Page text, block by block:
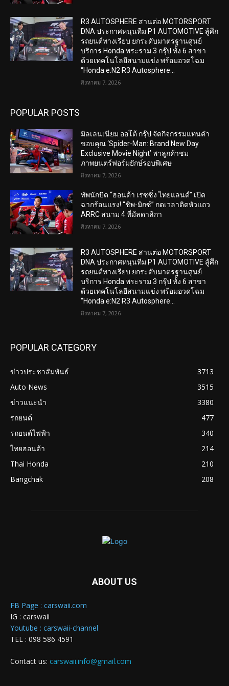
R3 AUTOSPHERE สานต่อ MOTORSPORT
DNA ประกาศหนุนทีม P1 AUTOMOTIVE สู้ศึก
รถยนต์ทางเรียบ ยกระดับมาตรฐานศูนย์
บริการ Honda พระราม 3 กรุ๊ป ทั้ง 6 สาขา
ด้วยเทคโนโลยีสนามแข่ง พร้อมอวดโฉม
“Honda e:N2 R3 Autosphere...
สิงหาคม 7, 2026
POPULAR POSTS
มิลเลนเนียม ออโต้ กรุ๊ป จัดกิจกรรมแทนคำ
ขอบคุณ ‘Spider-Man: Brand New Day
Exclusive Movie Night’ พาลูกค้าชม
ภาพยนตร์ฟอร์มยักษ์รอบพิเศษ
สิงหาคม 7, 2026
ทัพนักบิด “ฮอนด้า เรซซิ่ง ไทยแลนด์” เปิด
ฉากร้อนแรง! “ชิพ-มิกซ์” กดเวลาติดหัวแถว
ARRC สนาม 4 ที่มัลดาลิกา
สิงหาคม 7, 2026
R3 AUTOSPHERE สานต่อ MOTORSPORT
DNA ประกาศหนุนทีม P1 AUTOMOTIVE สู้ศึก
รถยนต์ทางเรียบ ยกระดับมาตรฐานศูนย์
บริการ Honda พระราม 3 กรุ๊ป ทั้ง 6 สาขา
ด้วยเทคโนโลยีสนามแข่ง พร้อมอวดโฉม
“Honda e:N2 R3 Autosphere...
สิงหาคม 7, 2026
POPULAR CATEGORY
ข่าวประชาสัมพันธ์
3713
Auto News
3515
ข่าวแนะนำ
3380
รถยนต์
477
รถยนต์ไฟฟ้า
340
ไทยฮอนด้า
214
Thai Honda
210
Bangchak
208
ABOUT US
FB Page : carswaii.com
IG : carswaii
Youtube : carswaii-channel
TEL : 098 586 4591
Contact us: carswaii.info@gmail.com